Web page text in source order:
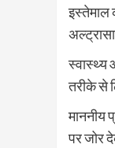
इस्तेमाल
स्वास्थ्य
तरीके से
माननीय
पर जोर